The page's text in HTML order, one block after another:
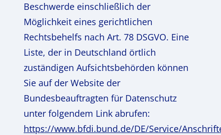
Beschwerde einschließlich der
Möglichkeit eines gerichtlichen
Rechtsbehelfs nach Art. 78 DSGVO. Eine
Liste, der in Deutschland örtlich
zuständigen Aufsichtsbehörden können
Sie auf der Website der
Bundesbeauftragten für Datenschutz
unter folgendem Link abrufen:
https://www.bfdi.bund.de/DE/Service/